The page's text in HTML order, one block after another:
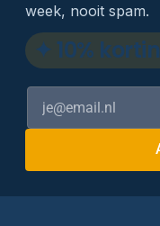
week, nooit spam.
✦ 10%